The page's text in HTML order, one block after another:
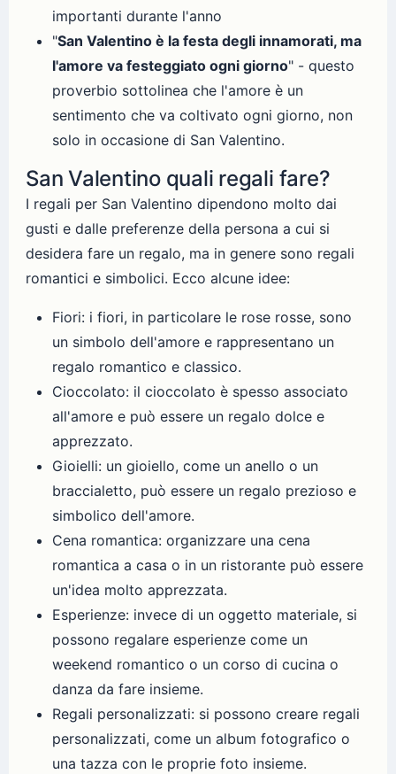
importanti durante l'anno
"San Valentino è la festa degli innamorati, ma
l'amore va festeggiato ogni giorno" - questo
proverbio sottolinea che l'amore è un
sentimento che va coltivato ogni giorno, non
solo in occasione di San Valentino.
San Valentino quali regali fare?
I regali per San Valentino dipendono molto dai
gusti e dalle preferenze della persona a cui si
desidera fare un regalo, ma in genere sono regali
romantici e simbolici. Ecco alcune idee:
Fiori: i fiori, in particolare le rose rosse, sono
un simbolo dell'amore e rappresentano un
regalo romantico e classico.
Cioccolato: il cioccolato è spesso associato
all'amore e può essere un regalo dolce e
apprezzato.
Gioielli: un gioiello, come un anello o un
braccialetto, può essere un regalo prezioso e
simbolico dell'amore.
Cena romantica: organizzare una cena
romantica a casa o in un ristorante può essere
un'idea molto apprezzata.
Esperienze: invece di un oggetto materiale, si
possono regalare esperienze come un
weekend romantico o un corso di cucina o
danza da fare insieme.
Regali personalizzati: si possono creare regali
personalizzati, come un album fotografico o
una tazza con le proprie foto insieme.